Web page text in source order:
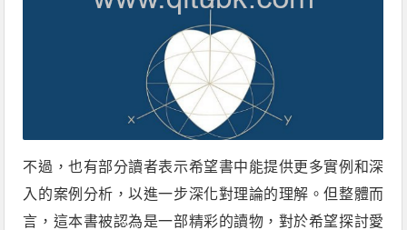
不過，也有部分讀者表示希望書中能提供更多實例和深
入的案例分析，以進一步深化對理論的理解。但整體而
言，這本書被認為是一部精彩的讀物，對於希望探討愛